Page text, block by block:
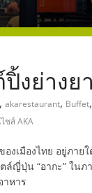
งย่างย
, akarestaurant, Buffet,
ชส์ AKA
งเมืองไทย อยู่ภาย
ญี่ปุ่น “อากะ” ใน
าหาร